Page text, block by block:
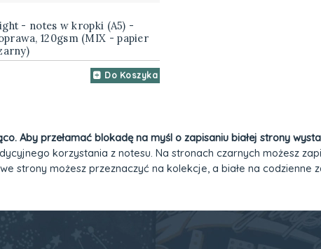
- notes w kropki (A5) -
120gsm (MIX - papier
Do Koszyka
Aby przełamać blokadę na myśl o zapisaniu białej strony
korzystania z notesu. Na stronach czarnych możesz
strony możesz przeznaczyć na kolekcje, a białe na codzienne